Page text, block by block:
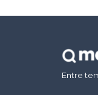
Entre